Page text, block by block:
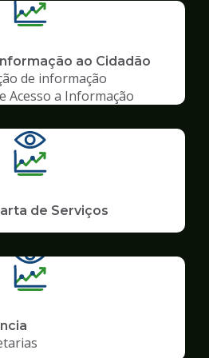
ao Cidadão
de informação
Acesso a Informação
de Serviços